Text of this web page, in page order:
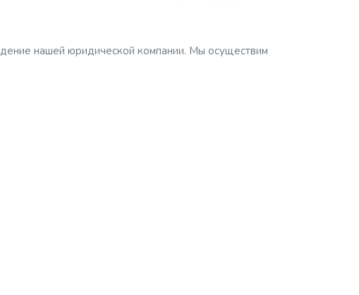
нашей юридической компании. Мы осуществим